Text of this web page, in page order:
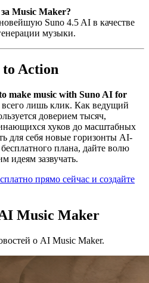
Music Maker?
Suno 4.5 AI в качестве
музыки.
Action
make music with Suno AI for
лишь клик. Как ведущий
доверием тысяч,
хуков до масштабных
для себя новые горизонты AI-
плана, дайте волю
идеям зазвучать.
прямо сейчас и создайте
Music Maker
о AI Music Maker.